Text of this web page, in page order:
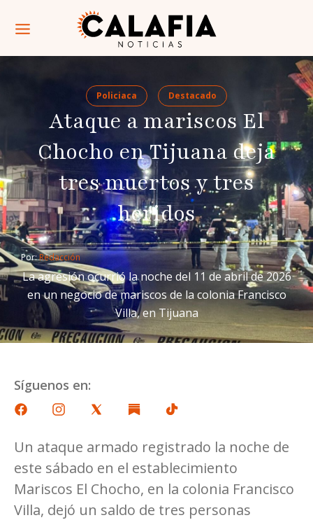
Policiaca Destacado
Ataque a mariscos El
Chocho en Tijuana deja
tres muertos y tres
heridos
Por: Redacción
La agresión ocurrió la noche del 11 de abril de 2026
en un negocio de mariscos de la colonia Francisco
Villa, en Tijuana
Síguenos en:
Un ataque armado registrado la noche de
este sábado en el establecimiento
Mariscos El Chocho, en la colonia Francisco
Villa, dejó un saldo de tres personas